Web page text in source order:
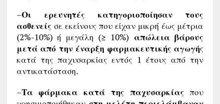
–Οι ερευνητές κατηγοριοποίησαν τους
ασθενείς σε εκείνους που είχαν μικρή έως μέτρια
(2%-10%) ή μεγάλη (≥ 10%) απώλεια βάρους
μετά από την έναρξη φαρμακευτικής αγωγής
κατά της παχυσαρκίας εντός 1 έτους από την
αντικατάσταση.
–Τα φάρμακα κατά της παχυσαρκίαςπου